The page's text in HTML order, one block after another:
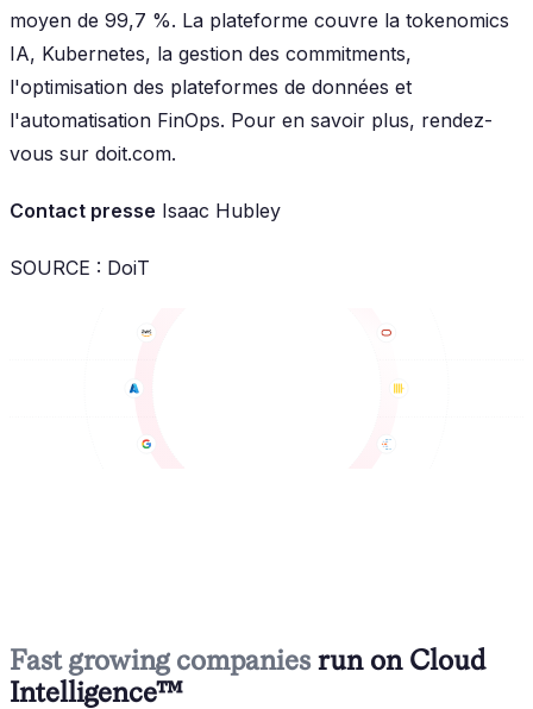
moyen de 99,7 %. La plateforme couvre la tokenomics
IA, Kubernetes, la gestion des commitments,
l'optimisation des plateformes de données et
l'automatisation FinOps. Pour en savoir plus, rendez-
vous sur doit.com.
Contact presse Isaac Hubley
SOURCE : DoiT
Fast growing companies run on Cloud
Intelligence™